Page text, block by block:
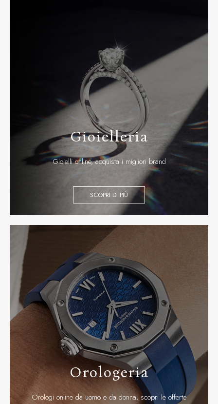
Gioielleria
Gioielli online, acquista i migliori brand
SCOPRI DI PIÙ
Orologeria
Orologi online da uomo e da donna, scopri le offerte